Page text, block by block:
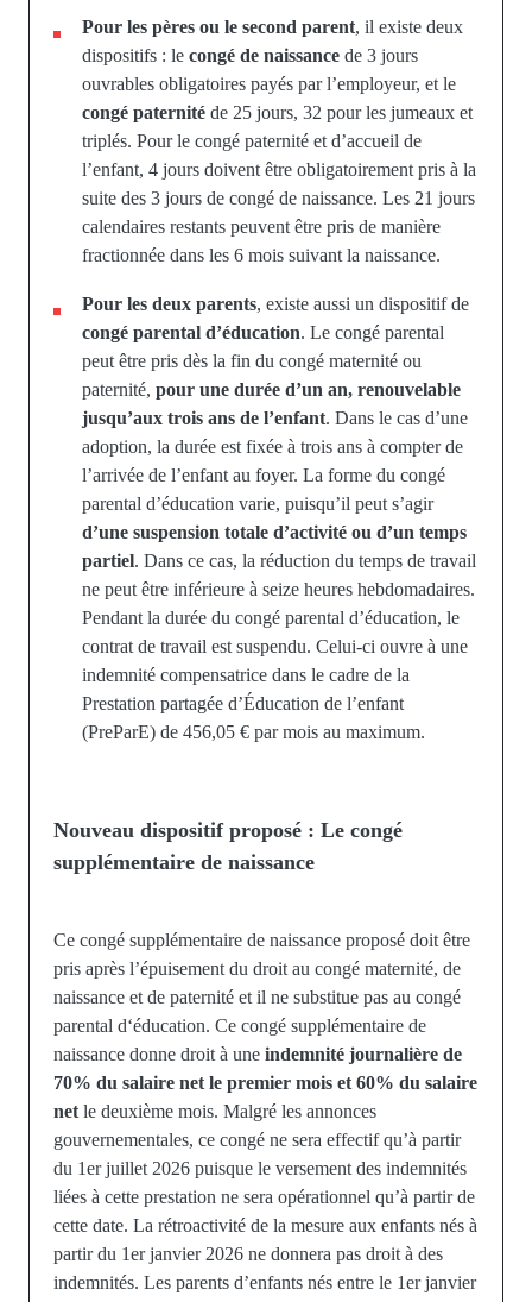
Pour les pères ou le second parent, il existe deux
dispositifs : le congé de naissance de 3 jours
ouvrables obligatoires payés par l’employeur, et le
congé paternité de 25 jours, 32 pour les jumeaux et
triplés. Pour le congé paternité et d’accueil de
l’enfant, 4 jours doivent être obligatoirement pris à la
suite des 3 jours de congé de naissance. Les 21 jours
calendaires restants peuvent être pris de manière
fractionnée dans les 6 mois suivant la naissance.
Pour les deux parents, existe aussi un dispositif de
congé parental d’éducation. Le congé parental
peut être pris dès la fin du congé maternité ou
paternité, pour une durée d’un an, renouvelable
jusqu’aux trois ans de l’enfant. Dans le cas d’une
adoption, la durée est fixée à trois ans à compter de
l’arrivée de l’enfant au foyer. La forme du congé
parental d’éducation varie, puisqu’il peut s’agir
d’une suspension totale d’activité ou d’un temps
partiel. Dans ce cas, la réduction du temps de travail
ne peut être inférieure à seize heures hebdomadaires.
Pendant la durée du congé parental d’éducation, le
contrat de travail est suspendu. Celui-ci ouvre à une
indemnité compensatrice dans le cadre de la
Prestation partagée d’Éducation de l’enfant
(PreParE) de 456,05 € par mois au maximum.
Nouveau dispositif proposé : Le congé
supplémentaire de naissance
Ce congé supplémentaire de naissance proposé doit être
pris après l’épuisement du droit au congé maternité, de
naissance et de paternité et il ne substitue pas au congé
parental d‘éducation. Ce congé supplémentaire de
naissance donne droit à une indemnité journalière de
70% du salaire net le premier mois et 60% du salaire
netle deuxième mois. Malgré les annonces
gouvernementales, ce congé ne sera effectif qu’à partir
du 1er juillet 2026 puisque le versement des indemnités
liées à cette prestation ne sera opérationnel qu’à partir de
cette date. La rétroactivité de la mesure aux enfants nés à
partir du 1er janvier 2026 ne donnera pas droit à des
indemnités. Les parents d’enfants nés entre le 1er janvier